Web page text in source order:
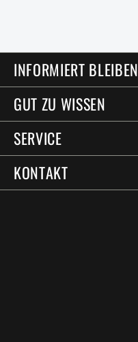
INFORMIERT BLEIBEN
GUT ZU WISSEN
SERVICE
KONTAKT